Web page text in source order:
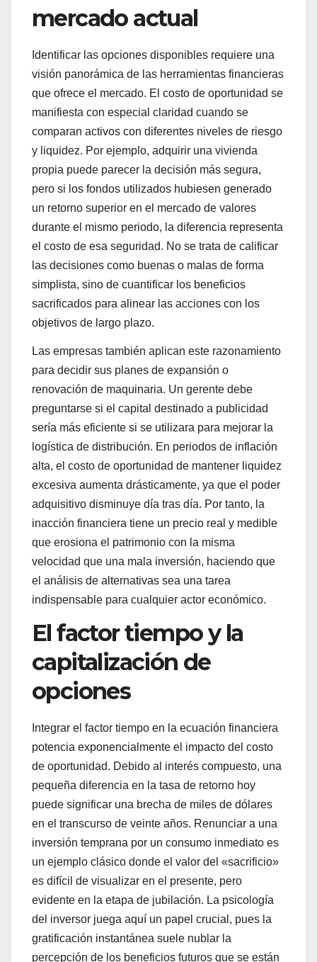
mercado actual
Identificar las opciones disponibles requiere una
visión panorámica de las herramientas financieras
que ofrece el mercado. El costo de oportunidad se
manifiesta con especial claridad cuando se
comparan activos con diferentes niveles de riesgo
y liquidez. Por ejemplo, adquirir una vivienda
propia puede parecer la decisión más segura,
pero si los fondos utilizados hubiesen generado
un retorno superior en el mercado de valores
durante el mismo periodo, la diferencia representa
el costo de esa seguridad. No se trata de calificar
las decisiones como buenas o malas de forma
simplista, sino de cuantificar los beneficios
sacrificados para alinear las acciones con los
objetivos de largo plazo.
Las empresas también aplican este razonamiento
para decidir sus planes de expansión o
renovación de maquinaria. Un gerente debe
preguntarse si el capital destinado a publicidad
sería más eficiente si se utilizara para mejorar la
logística de distribución. En periodos de inflación
alta, el costo de oportunidad de mantener liquidez
excesiva aumenta drásticamente, ya que el poder
adquisitivo disminuye día tras día. Por tanto, la
inacción financiera tiene un precio real y medible
que erosiona el patrimonio con la misma
velocidad que una mala inversión, haciendo que
el análisis de alternativas sea una tarea
indispensable para cualquier actor económico.
El factor tiempo y la
capitalización de
opciones
Integrar el factor tiempo en la ecuación financiera
potencia exponencialmente el impacto del costo
de oportunidad. Debido al interés compuesto, una
pequeña diferencia en la tasa de retorno hoy
puede significar una brecha de miles de dólares
en el transcurso de veinte años. Renunciar a una
inversión temprana por un consumo inmediato es
un ejemplo clásico donde el valor del «sacrificio»
es difícil de visualizar en el presente, pero
evidente en la etapa de jubilación. La psicología
del inversor juega aquí un papel crucial, pues la
gratificación instantánea suele nublar la
percepción de los beneficios futuros que se están